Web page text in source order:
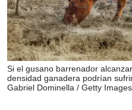
Si el gusano barrenador
densidad ganadera podrían
Gabriel Dominella / Getty